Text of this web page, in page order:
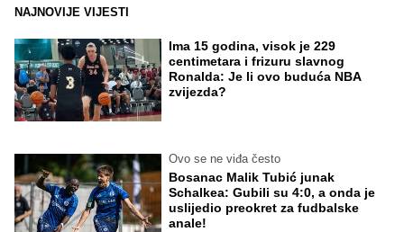
NAJNOVIJE VIJESTI
Ima 15 godina, visok je 229
centimetara i frizuru slavnog
Ronalda: Je li ovo buduća NBA
zvijezda?
Ovo se ne viđa često
Bosanac Malik Tubić junak
Schalkea: Gubili su 4:0, a onda je
uslijedio preokret za fudbalske
anale!